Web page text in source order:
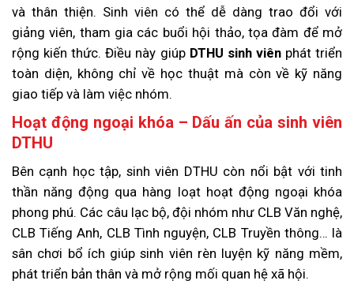
và thân thiện. Sinh viên có thể dễ dàng trao đổi với
giảng viên, tham gia các buổi hội thảo, tọa đàm để mở
rộng kiến thức. Điều này giúp DTHU sinh viênphát triển
toàn diện, không chỉ về học thuật mà còn về kỹ năng
giao tiếp và làm việc nhóm.
Hoạt động ngoại khóa – Dấu ấn của sinh viên
DTHU
Bên cạnh học tập, sinh viên DTHU còn nổi bật với tinh
thần năng động qua hàng loạt hoạt động ngoại khóa
phong phú. Các câu lạc bộ, đội nhóm như CLB Văn nghệ,
CLB Tiếng Anh, CLB Tình nguyện, CLB Truyền thông… là
sân chơi bổ ích giúp sinh viên rèn luyện kỹ năng mềm,
phát triển bản thân và mở rộng mối quan hệ xã hội.